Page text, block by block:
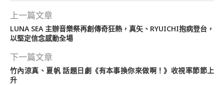
上一篇文章
LUNA SEA 主辦音樂祭再創傳奇狂熱，真矢、RYUICHI抱病登台，
以堅定信念感動全場
下一篇文章
竹內涼真、夏帆 話題日劇《有本事換你來做啊！》收視率節節上
升